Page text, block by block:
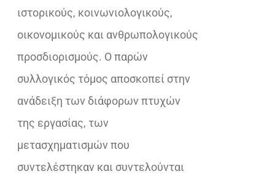
ιστορικούς, κοινωνιολογικούς,
οικονομικούς και ανθρωπολογικούς
προσδιορισμούς. Ο παρών
συλλογικός τόμος αποσκοπεί στην
ανάδειξη των διάφορων πτυχών
της εργασίας, των
µετασχηµατισµών που
συντελέστηκαν και συντελούνται